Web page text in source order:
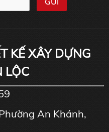
KẾ XÂY DỰNG
LỘC
An Khánh,